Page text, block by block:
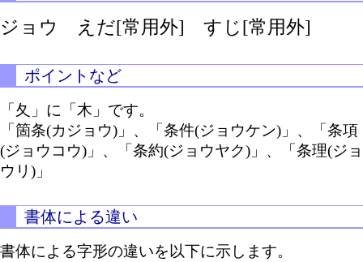
ジョウ えだ[常用外] すじ[常用外]
ポイントなど
「夂」に「木」です。
「箇条(カジョウ)」、「条件(ジョウケン)」、「条項
(ジョウコウ)」、「条約(ジョウヤク)」、「条理(ジョ
ウリ)」
書体による違い
書体による字形の違いを以下に示します。